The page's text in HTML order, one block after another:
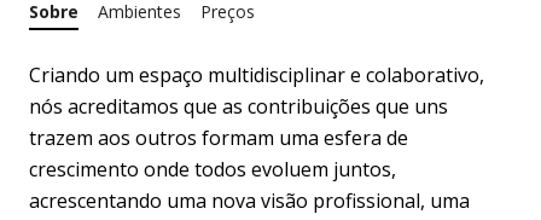
Sobre Ambientes Preços
Criando um espaço multidisciplinar e colaborativo,
nós acreditamos que as contribuições que uns
trazem aos outros formam uma esfera de
crescimento onde todos evoluem juntos,
acrescentando uma nova visão profissional, uma